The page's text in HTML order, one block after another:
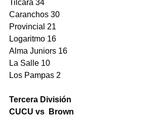
Tilcara 34
Caranchos 30
Provincial 21
Logaritmo 16
Alma Juniors 16
La Salle 10
Los Pampas 2
Tercera División
CUCU vs  Brown